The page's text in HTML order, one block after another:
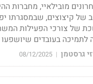
מובילאיי, מחברות
של קיצוצים, שבמסגרתו
של צורכי הפעילות
לתמיכה בעובדים
גרסטמן |
08/12/2025